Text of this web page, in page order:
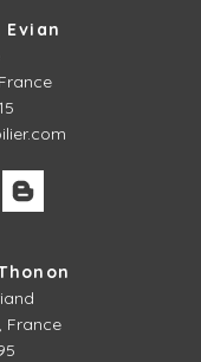
Evian
France